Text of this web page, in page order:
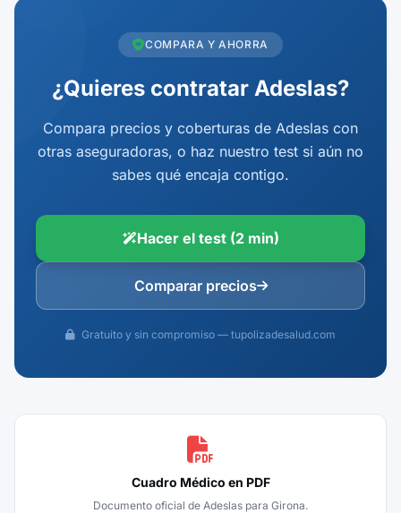
COMPARA Y AHORRA
¿Quieres contratar Adeslas?
Compara precios y coberturas de Adeslas con
otras aseguradoras, o haz nuestro test si aún no
sabes qué encaja contigo.
Hacer el test (2 min)
Comparar precios
Gratuito y sin compromiso — tupolizadesalud.com
Cuadro Médico en PDF
Documento oficial de Adeslas para Girona.